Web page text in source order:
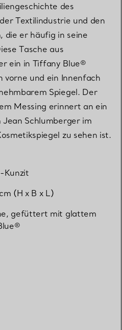
des
Textilindustrie und den
die er häufig in seine
Tasche aus
ein in Tiffany Blue®
und ein Innenfach
Spiegel. Der
Messing erinnert an ein
Schlumberger im
zu sehen ist.
Kunzit
(H x B x L)
gefüttert mit glattem